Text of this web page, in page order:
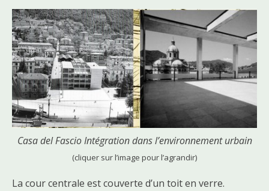
Casa del Fascio Intégration dans l’environnement urbain
(cliquer sur l’image pour l’agrandir)
La cour centrale est couverte d’un toit en verre.